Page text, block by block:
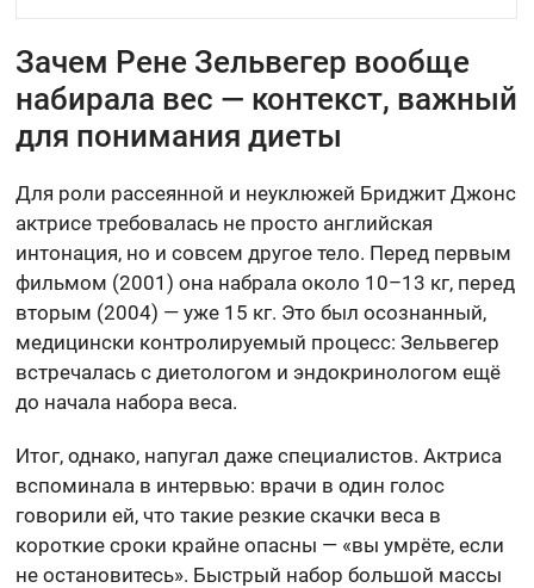
Зачем Рене Зельвегер вообще
набирала вес — контекст, важный
для понимания диеты
Для роли рассеянной и неуклюжей Бриджит Джонс
актрисе требовалась не просто английская
интонация, но и совсем другое тело. Перед первым
фильмом (2001) она набрала около 10–13 кг, перед
вторым (2004) — уже 15 кг. Это был осознанный,
медицински контролируемый процесс: Зельвегер
встречалась с диетологом и эндокринологом ещё
до начала набора веса.
Итог, однако, напугал даже специалистов. Актриса
вспоминала в интервью: врачи в один голос
говорили ей, что такие резкие скачки веса в
короткие сроки крайне опасны — «вы умрёте, если
не остановитесь». Быстрый набор большой массы